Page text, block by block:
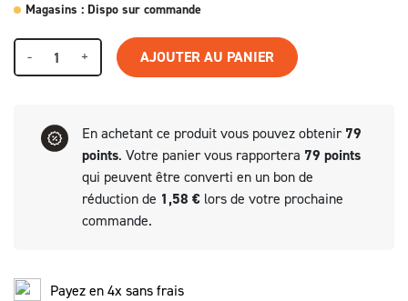
Magasins : Dispo sur commande
- + AJOUTER AU PANIER
En achetant ce produit vous pouvez obtenir79
points. Votre panier vous rapportera 79 points
qui peuvent être converti en un bon de
réduction de 1,58 €lors de votre prochaine
commande.
Payez en 4x sans frais